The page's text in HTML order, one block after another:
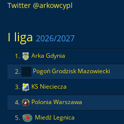
Twitter @arkowcypl
I liga 2026/2027
1. Arka Gdynia
2.
Pogoń Grodzisk Mazowiecki
3.
KS Nieciecza
4.
Polonia Warszawa
5.
Miedź Legnica